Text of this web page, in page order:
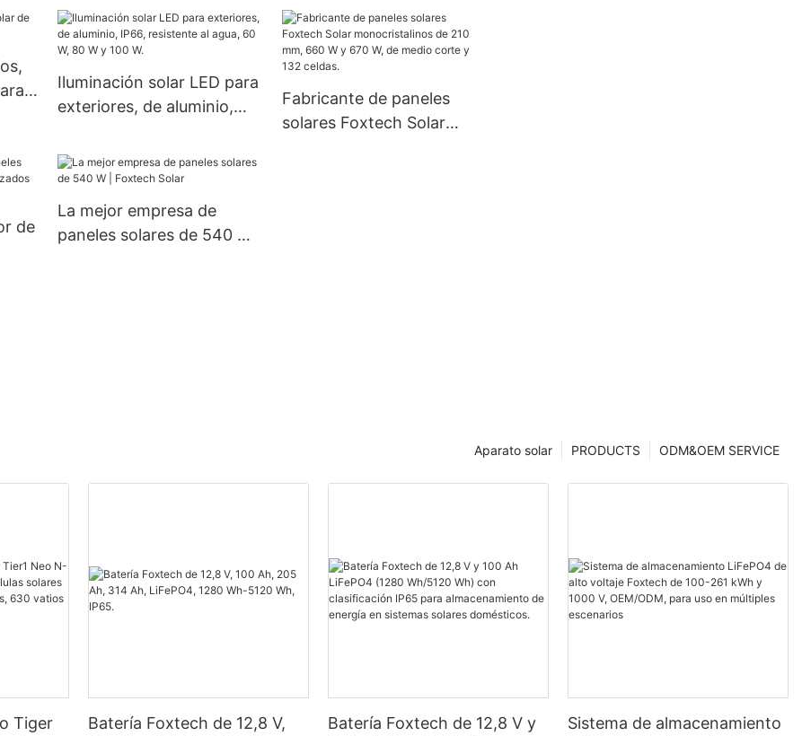
Colombia, con sistema
fuera de red de 120 V.
precio mayorista, 4 kW, 6
kW, 48 V, 120/240 V, para
uso fuera de la red.
Iluminación solar LED para
exteriores, de aluminio,
W, 80 W y 100 W.
Fabricante de paneles
solares Foxtech Solar
de
La mejor empresa de
paneles solares de 540 W |
ODM&OEM SERVICE
PRODUCTS
Aparato solar
Tiger
Batería Foxtech de 12,8 V,
Batería Foxtech de 12,8 V y
Sistema de almacenamiento